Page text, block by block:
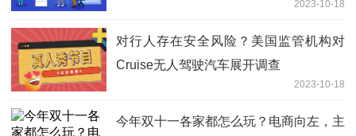
2023-10-18
对行人存在安全风险？美国监管机构对
Cruise无人驾驶汽车展开调查
2023-10-18
今年双十一各家都怎么玩？电商向左，主